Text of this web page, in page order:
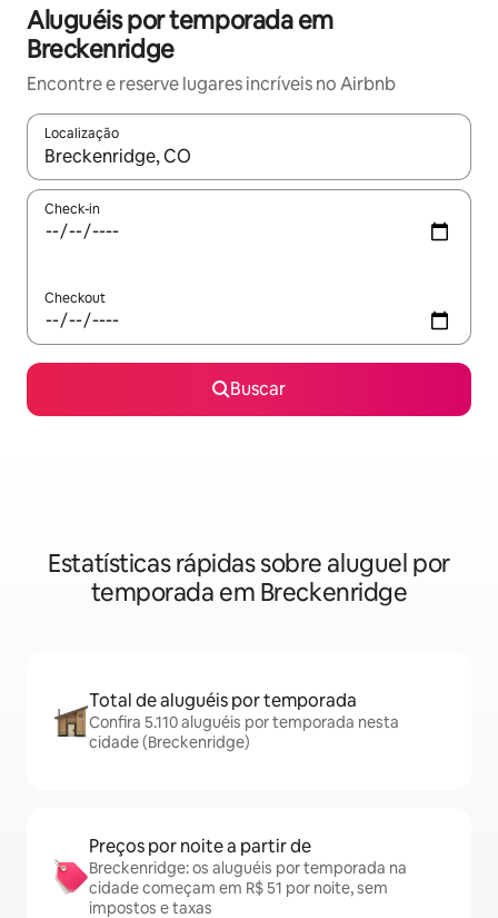
Aluguéis por temporada em
Breckenridge
Encontre e reserve lugares incríveis no Airbnb
Localização
Quando os resultados estiverem disponíveis, explore-os
Check-in
Checkout
Buscar
Estatísticas rápidas sobre aluguel por
temporada em Breckenridge
Total de aluguéis por temporada
Confira 5.110 aluguéis por temporada nesta
cidade (Breckenridge)
Preços por noite a partir de
Breckenridge: os aluguéis por temporada na
cidade começam em R$ 51 por noite, sem
impostos e taxas